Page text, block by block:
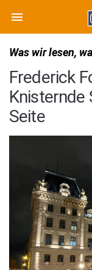
Was wir lesen,
Frederick
Knisternde
Seite